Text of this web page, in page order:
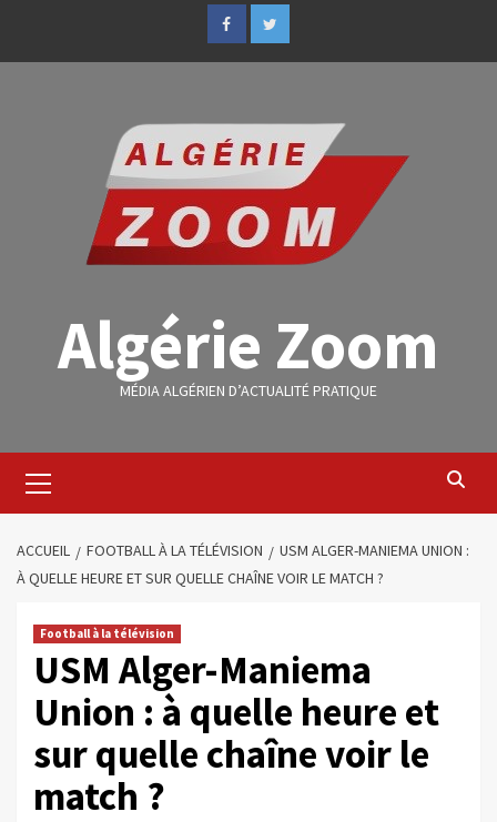
Algérie Zoom
MÉDIA ALGÉRIEN D’ACTUALITÉ PRATIQUE
ACCUEIL FOOTBALL À LA TÉLÉVISION
USM ALGER-MANIEMA UNION :
À QUELLE HEURE ET SUR QUELLE CHAÎNE VOIR LE MATCH ?
Football à la télévision
USM Alger-Maniema
Union : à quelle heure et
sur quelle chaîne voir le
match ?